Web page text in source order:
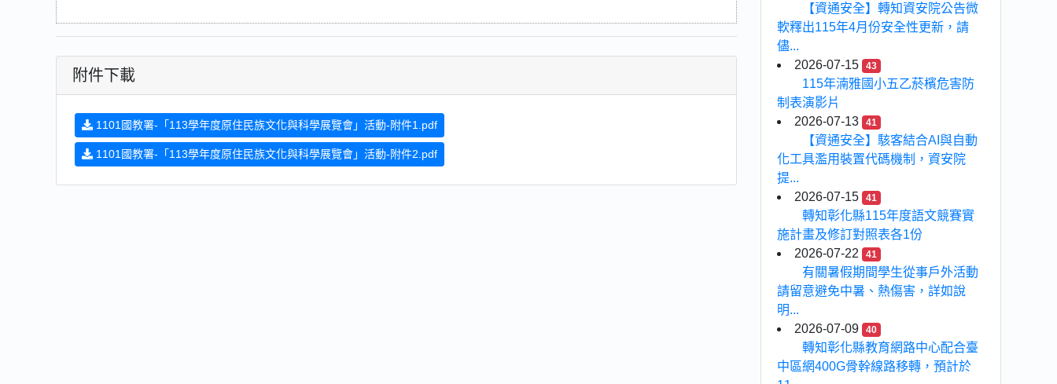
附件下載
1101國教署-「113學年度原住民族文化與科學展覽會」活動-附件1.pdf
1101國教署-「113學年度原住民族文化與科學展覽會」活動-附件2.pdf
【資通安全】轉知資安院公告微
軟釋出115年4月份安全性更新，請
儘...
2026-07-15
43
115年湳雅國小五乙菸檳危害防
制表演影片
2026-07-13
41
【資通安全】駭客結合AI與自動
化工具濫用裝置代碼機制，資安院
提...
2026-07-15
41
轉知彰化縣115年度語文競賽實
施計畫及修訂對照表各1份
2026-07-22
41
有關暑假期間學生從事戶外活動
請留意避免中暑、熱傷害，詳如說
明...
2026-07-09
40
轉知彰化縣教育網路中心配合臺
中區網400G骨幹線路移轉，預計於